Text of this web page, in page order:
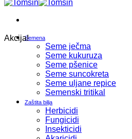
Semena
Seme ječma
Seme kukuruza
Seme pšenice
Seme suncokreta
Seme uljane repice
Semenski tritikal
Zaštita bilja
Herbicidi
Fungicidi
Insekticidi
Akcija!